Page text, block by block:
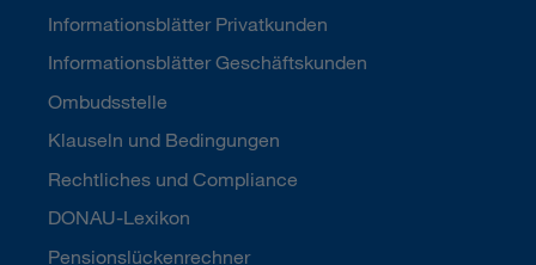
Informationsblätter Privatkunden
Informationsblätter Geschäftskunden
Ombudsstelle
Klauseln und Bedingungen
Rechtliches und Compliance
DONAU-Lexikon
Pensionslückenrechner